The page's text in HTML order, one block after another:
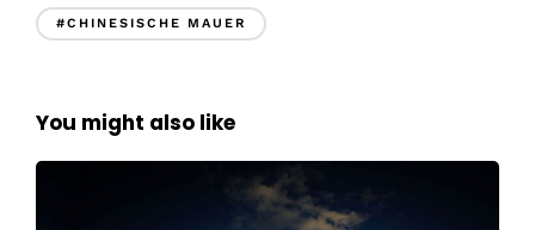
#CHINESISCHE MAUER
You might also like